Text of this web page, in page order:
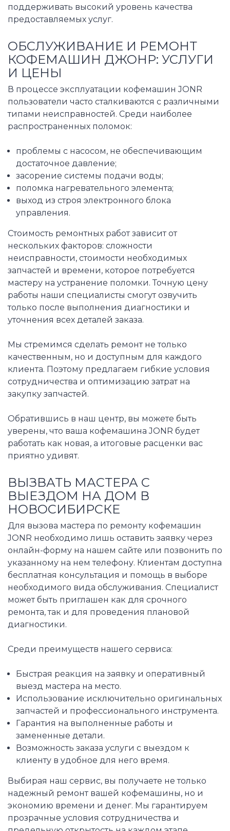
поддерживать высокий уровень качества
предоставляемых услуг.
ОБСЛУЖИВАНИЕ И РЕМОНТ
КОФЕМАШИН ДЖОНР: УСЛУГИ
И ЦЕНЫ
В процессе эксплуатации кофемашин JONR
пользователи часто сталкиваются с различными
типами неисправностей. Среди наиболее
распространенных поломок:
проблемы с насосом, не обеспечивающим
достаточное давление;
засорение системы подачи воды;
поломка нагревательного элемента;
выход из строя электронного блока
управления.
Стоимость ремонтных работ зависит от
нескольких факторов: сложности
неисправности, стоимости необходимых
запчастей и времени, которое потребуется
мастеру на устранение поломки. Точную цену
работы наши специалисты смогут озвучить
только после выполнения диагностики и
уточнения всех деталей заказа.
Мы стремимся сделать ремонт не только
качественным, но и доступным для каждого
клиента. Поэтому предлагаем гибкие условия
сотрудничества и оптимизацию затрат на
закупку запчастей.
Обратившись в наш центр, вы можете быть
уверены, что ваша кофемашина JONR будет
работать как новая, а итоговые расценки вас
приятно удивят.
ВЫЗВАТЬ МАСТЕРА С
ВЫЕЗДОМ НА ДОМ В
НОВОСИБИРСКЕ
Для вызова мастера по ремонту кофемашин
JONR необходимо лишь оставить заявку через
онлайн-форму на нашем сайте или позвонить по
указанному на нем телефону. Клиентам доступна
бесплатная консультация и помощь в выборе
необходимого вида обслуживания. Специалист
может быть приглашен как для срочного
ремонта, так и для проведения плановой
диагностики.
Среди преимуществ нашего сервиса:
Быстрая реакция на заявку и оперативный
выезд мастера на место.
Использование исключительно оригинальных
запчастей и профессионального инструмента.
Гарантия на выполненные работы и
замененные детали.
Возможность заказа услуги с выездом к
клиенту в удобное для него время.
Выбирая наш сервис, вы получаете не только
надежный ремонт вашей кофемашины, но и
экономию времени и денег. Мы гарантируем
прозрачные условия сотрудничества и